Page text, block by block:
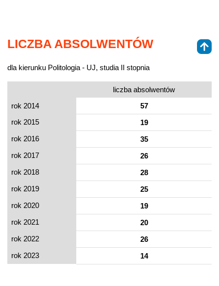
LICZBA ABSOLWENTÓW
dla kierunku Politologia - UJ, studia II stopnia
liczba absolwentów
rok 2014
57
rok 2015
19
rok 2016
35
rok 2017
26
rok 2018
28
rok 2019
25
rok 2020
19
rok 2021
20
rok 2022
26
rok 2023
14